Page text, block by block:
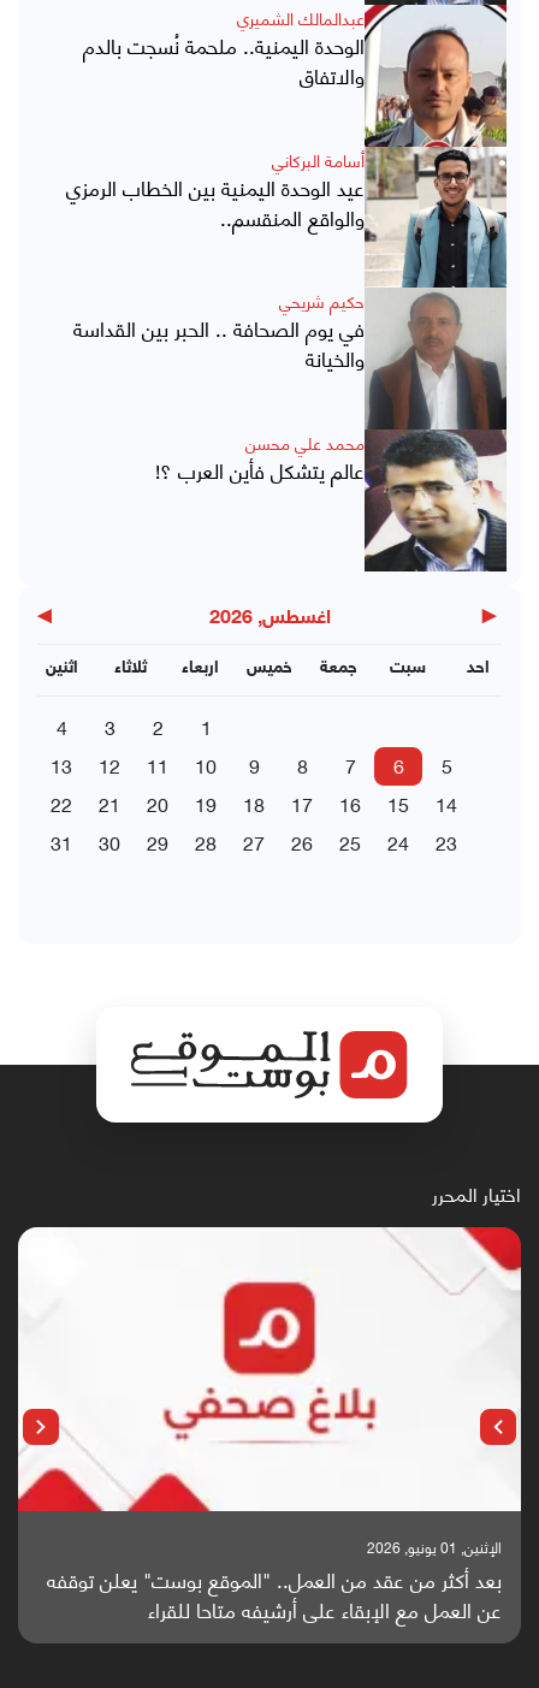
عبدالمالك الشميري
الوحدة اليمنية.. ملحمة نُسجت بالدم
والاتفاق
أسامة البركاني
عيد الوحدة اليمنية بين الخطاب الرمزي
والواقع المنقسم..
حكيم شريحي
في يوم الصحافة .. الحبر بين القداسة
والخيانة
محمد علي محسن
عالم يتشكل فأين العرب ؟!
◀ اغسطس, 2026 ▶
اثنين ثلاثاء اربعاء خميس جمعة سبت احد
1
2
3
4
5
6
7
8
9
10
11
12
13
14
15
16
17
18
19
20
21
22
23
24
25
26
27
28
29
30
31
اختيار المحرر
الإثنين, 25 مايو, 2026
باحثون من اليمن يدخلون سباق أبحاث ألزهايمر بدراسة
واعدة منشورة عالميا (ترجمة)